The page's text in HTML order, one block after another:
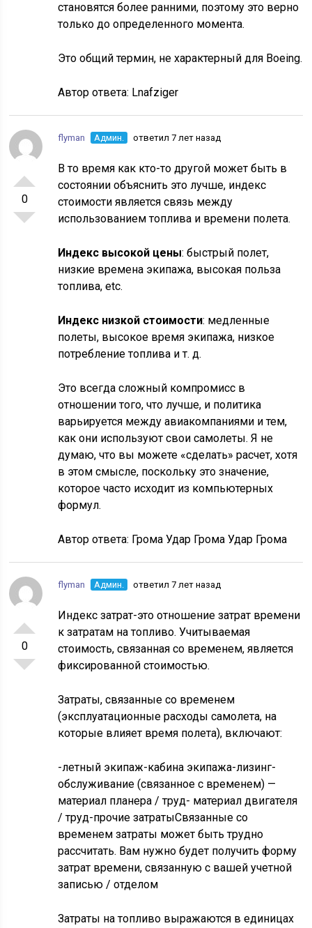
становятся более ранними, поэтому это верно
только до определенного момента.
Это общий термин, не характерный для Boeing.
Автор ответа: Lnafziger
0
flyman Админ. ответил 7 лет назад
В то время как кто-то другой может быть в
состоянии объяснить это лучше, индекс
стоимости является связь между
использованием топлива и времени полета.
Индекс высокой цены: быстрый полет,
низкие времена экипажа, высокая польза
топлива, etc.
Индекс низкой стоимости: медленные
полеты, высокое время экипажа, низкое
потребление топлива и т. д.
Это всегда сложный компромисс в
отношении того, что лучше, и политика
варьируется между авиакомпаниями и тем,
как они используют свои самолеты. Я не
думаю, что вы можете «сделать» расчет, хотя
в этом смысле, поскольку это значение,
которое часто исходит из компьютерных
формул.
Автор ответа: Грома Удар Грома Удар Грома
0
flyman Админ. ответил 7 лет назад
Индекс затрат-это отношение затрат времени
к затратам на топливо. Учитываемая
стоимость, связанная со временем, является
фиксированной стоимостью.
Затраты, связанные со временем
(эксплуатационные расходы самолета, на
которые влияет время полета), включают:
-летный экипаж-кабина экипажа-лизинг-
обслуживание (связанное с временем) —
материал планера / труд- материал двигателя
/ труд-прочие затратыСвязанные со
временем затраты может быть трудно
рассчитать. Вам нужно будет получить форму
затрат времени, связанную с вашей учетной
записью / отделом
Затраты на топливо выражаются в единицах